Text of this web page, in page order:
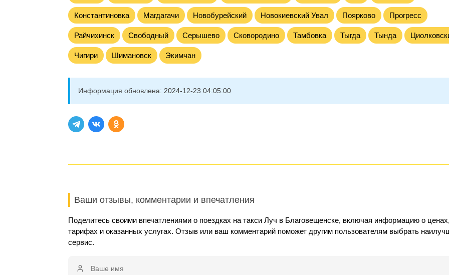
Константиновка Магдагачи Новобурейский Новокиевский Увал Поярково Прогресс
Райчихинск Свободный Серышево Сковородино Тамбовка Тыгда Тында
Чигири Шимановск Экимчан
Информация обновлена: 2024-12-23 04:05:00
Ваши отзывы, комментарии и впечатления
Поделитесь своими впечатлениями о поездках на такси Луч в Благовещенске, включая информацию о
тарифах и оказанных услугах. Отзыв или ваш комментарий поможет другим пользователям выбрать
сервис.